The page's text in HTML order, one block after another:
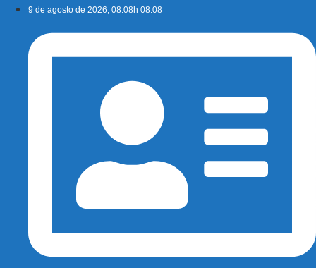
conteúdo
9 de agosto de 2026, 08:08h 08:08